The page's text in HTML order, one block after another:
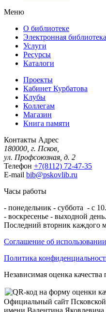
Меню
О библиотеке
Электронная библиотека
Услуги
Ресурсы
Каталоги
Проекты
Кабинет Курбатова
Клубы
Коллегам
Магазин
Книга памяти
Контакты Адрес
180000, г. Псков,
ул. Профсоюзная, д. 2
Телефон +7(8112) 72-47-35
E-mail bib@pskovlib.ru
Часы работы
- понедельник - суббота - с
- воскресенье - выходной день.
Последний вторник каждого
Соглашение об
Политика
Независимая оценка
Официальный сайт
имени Валентина Яковлевича